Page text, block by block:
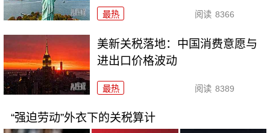
最热 阅读 8366
美新关税落地：中国消费意愿与
进出口价格波动
最热 阅读 8389
“强迫劳动”外衣下的关税算计